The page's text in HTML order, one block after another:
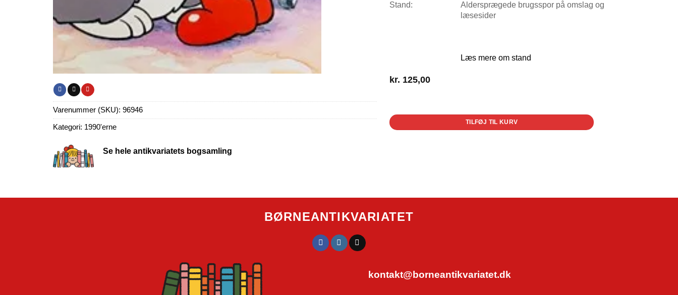
Varenummer (SKU): 96946
Kategori: 1990'erne
Se hele antikvariatets bogsamling
Stand:
Aldersprægede brugsspor på omslag og
læsesider
Læs mere om stand
kr. 125,00
TILFØJ TIL KURV
BØRNEANTIKVARIATET
kontakt@borneantikvariatet.dk